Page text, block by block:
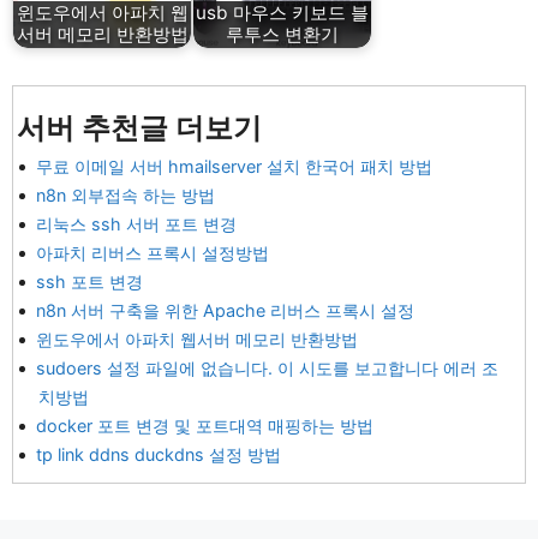
윈도우에서 아파치 웹
서버 메모리 반환방법
usb 마우스 키보드 블
루투스 변환기
서버 추천글 더보기
무료 이메일 서버 hmailserver 설치 한국어 패치 방법
n8n 외부접속 하는 방법
리눅스 ssh 서버 포트 변경
아파치 리버스 프록시 설정방법
ssh 포트 변경
n8n 서버 구축을 위한 Apache 리버스 프록시 설정
윈도우에서 아파치 웹서버 메모리 반환방법
sudoers 설정 파일에 없습니다. 이 시도를 보고합니다 에러 조
치방법
docker 포트 변경 및 포트대역 매핑하는 방법
tp link ddns duckdns 설정 방법